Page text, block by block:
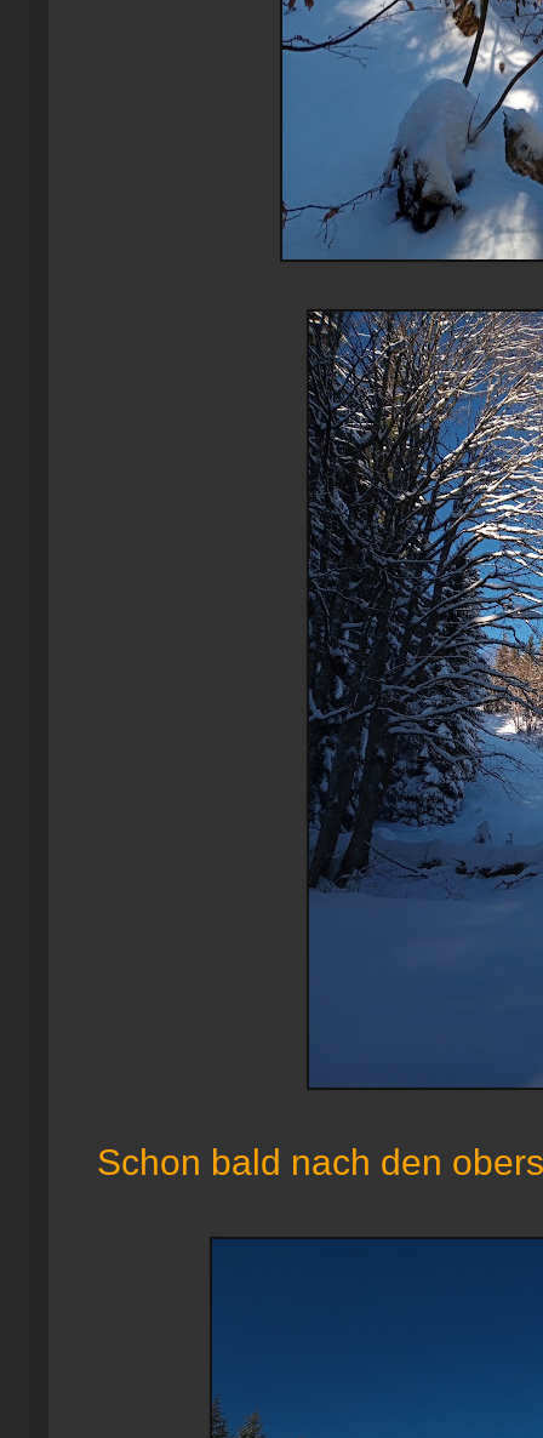
Schon bald nach den